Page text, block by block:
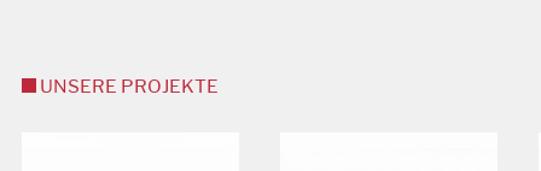
UNSERE PROJEKTE